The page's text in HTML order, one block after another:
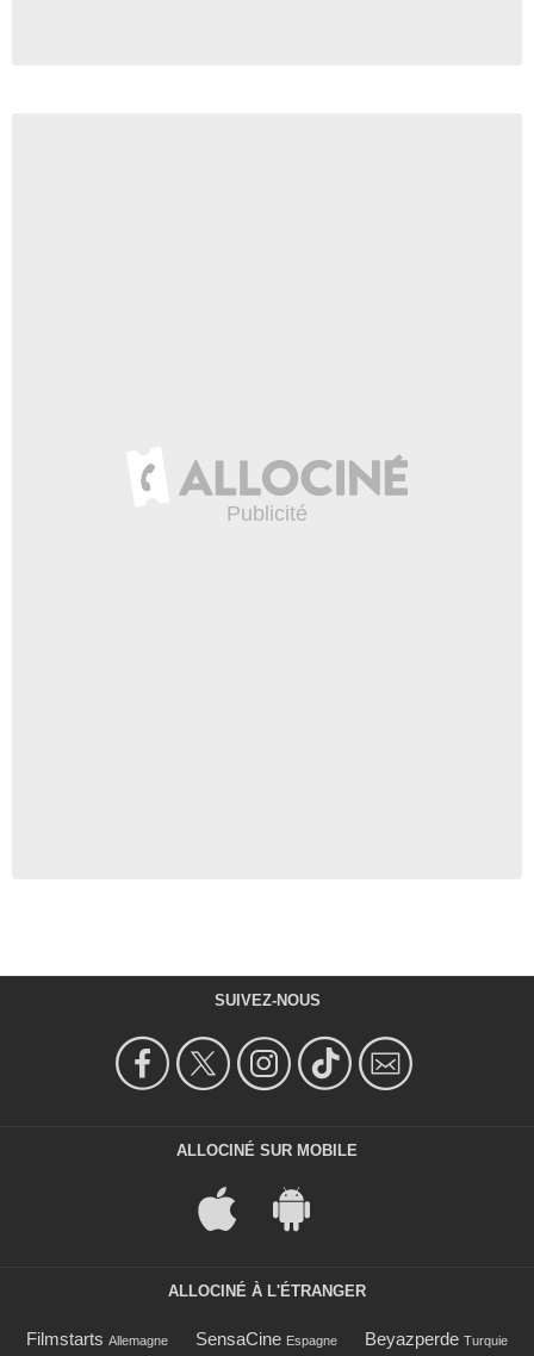
SUIVEZ-NOUS
ALLOCINÉ SUR MOBILE
ALLOCINÉ À L'ÉTRANGER
Filmstarts Allemagne SensaCine Espagne Beyazperde Turquie